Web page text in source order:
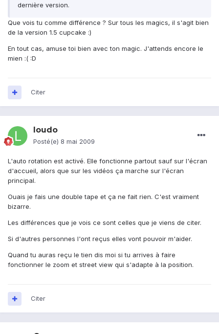
dernière version.
Que vois tu comme différence ? Sur tous les magics, il s'agit bien
de la version 1.5 cupcake :)
En tout cas, amuse toi bien avec ton magic. J'attends encore le
mien :( :D
Citer
loudo
Posté(e) 8 mai 2009
L'auto rotation est activé. Elle fonctionne partout sauf sur l'écran
d'accueil, alors que sur les vidéos ça marche sur l'écran
principal.
Ouais je fais une double tape et ça ne fait rien. C'est vraiment
bizarre.
Les différences que je vois ce sont celles que je viens de citer.
Si d'autres personnes l'ont reçus elles vont pouvoir m'aider.
Quand tu auras reçu le tien dis moi si tu arrives à faire
fonctionner le zoom et street view qui s'adapte à la position.
Citer